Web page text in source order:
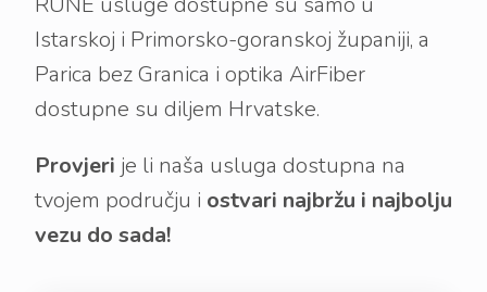
Istarskoj i Primorsko-goranskoj županiji, a
Parica bez Granica i optika AirFiber
dostupne su diljem Hrvatske.
Provjeri je li naša usluga dostupna na
tvojem području i ostvari najbržu i najbolju
vezu do sada!